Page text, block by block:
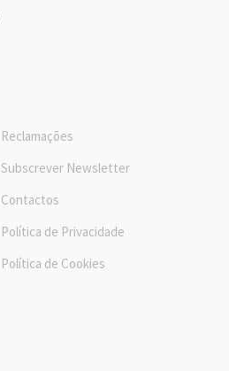
Reclamações
Subscrever Newsletter
Contactos
Política de Privacidade
Política de Cookies